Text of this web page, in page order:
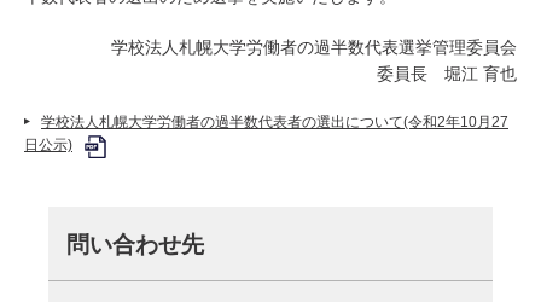
学校法人札幌大学労働者の過半数代表選挙管理委員会
委員長 堀江 育也
学校法人札幌大学労働者の過半数代表者の選出について(令和2年10月27
日公示)
問い合わせ先